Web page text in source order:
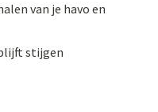
van je havo en
stijgen